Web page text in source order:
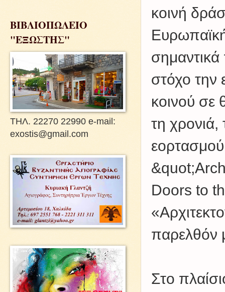
κοινή
στόχο την
κοινού σε
τη χρονιά,
εορτασμού
Doors to
παρελθόν
Στο
ΒΙΒΛΙΟΠΩΛΕΙΟ
"ΕΞΩΣΤΗΣ"
ΤΗΛ. 22270 22990 e-mail:
exostis@gmail.com